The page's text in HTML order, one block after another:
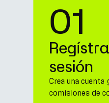
01
sesión
Crea una cuenta
comisiones de